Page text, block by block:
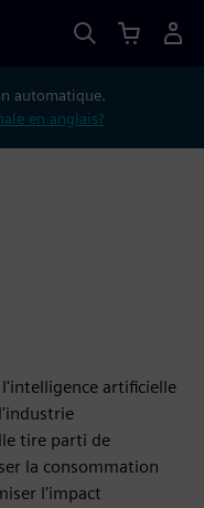
automatique.
en anglais?
l'intelligence artificielle
tire parti de
la consommation
l'impact